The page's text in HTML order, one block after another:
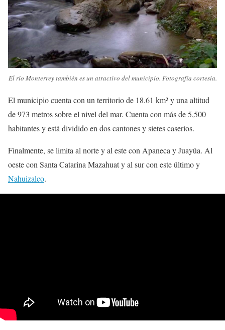
El río Monterrey también es un atractivo del municipio. Fotografía cortesía.
El municipio cuenta con un territorio de 18.61 km² y una altitud
de 973 metros sobre el nivel del mar. Cuenta con más de 5,500
habitantes y está dividido en dos cantones y sietes caseríos.
Finalmente, se limita al norte y al este con Apaneca y Juayúa. Al
oeste con Santa Catarina Mazahuat y al sur con este último y
Nahuizalco.